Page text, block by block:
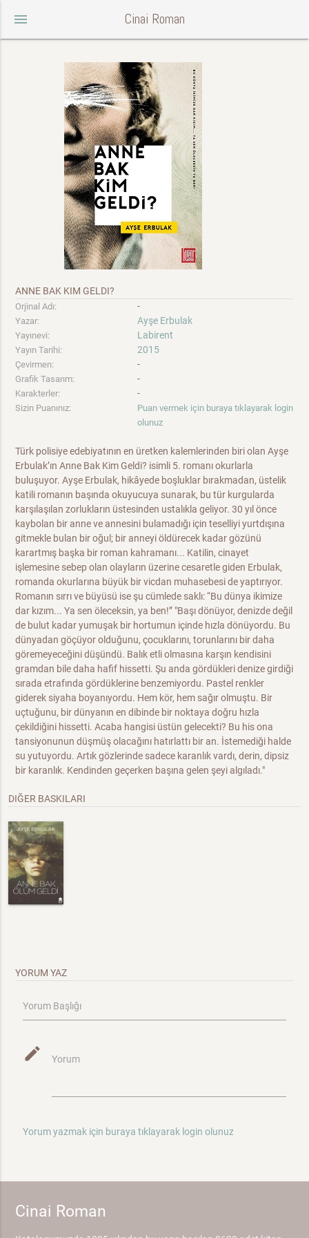
menu Cinai Roman
ANNE BAK KIM GELDI?
Orjinal Adı: -
Yazar: Ayşe Erbulak
Yayınevi: Labirent
Yayın Tarihi: 2015
Çevirmen: -
Grafik Tasarım: -
Karakterler: -
Sizin Puanınız:
Puan vermek için buraya tıklayarak login
olunuz
Türk polisiye edebiyatının en üretken kalemlerinden biri olan Ayşe
Erbulak’ın Anne Bak Kim Geldi? isimli 5. romanı okurlarla
buluşuyor. Ayşe Erbulak, hikâyede boşluklar bırakmadan, üstelik
katili romanın başında okuyucuya sunarak, bu tür kurgularda
karşılaşılan zorlukların üstesinden ustalıkla geliyor. 30 yıl önce
kaybolan bir anne ve annesini bulamadığı için teselliyi yurtdışına
gitmekle bulan bir oğul; bir anneyi öldürecek kadar gözünü
karartmış başka bir roman kahramanı... Katilin, cinayet
işlemesine sebep olan olayların üzerine cesaretle giden Erbulak,
romanda okurlarına büyük bir vicdan muhasebesi de yaptırıyor.
Romanın sırrı ve büyüsü ise şu cümlede saklı: “Bu dünya ikimize
dar kızım... Ya sen öleceksin, ya ben!” "Başı dönüyor, denizde değil
de bulut kadar yumuşak bir hortumun içinde hızla dönüyordu. Bu
dünyadan göçüyor olduğunu, çocuklarını, torunlarını bir daha
göremeyeceğini düşündü. Balık etli olmasına karşın kendisini
gramdan bile daha hafif hissetti. Şu anda gördükleri denize girdiği
sırada etrafında gördüklerine benzemiyordu. Pastel renkler
giderek siyaha boyanıyordu. Hem kör, hem sağır olmuştu. Bir
uçtuğunu, bir dünyanın en dibinde bir noktaya doğru hızla
çekildiğini hissetti. Acaba hangisi üstün gelecekti? Bu his ona
tansiyonunun düşmüş olacağını hatırlattı bir an. İstemediği halde
su yutuyordu. Artık gözlerinde sadece karanlık vardı, derin, dipsiz
bir karanlık. Kendinden geçerken başına gelen şeyi algıladı."
DIĞER BASKILARI
YORUM YAZ
Yorum Başlığı
mode_edit Yorum
Yorum yazmak için buraya tıklayarak login olunuz
Cinai Roman